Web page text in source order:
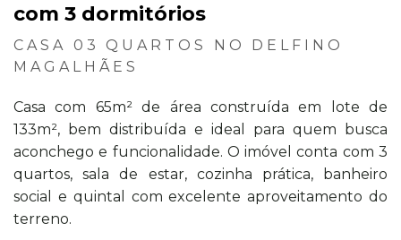
com 3 dormitórios
CASA 03 QUARTOS NO DELFINO
MAGALHÃES
Casa com 65m² de área construída em lote de
133m², bem distribuída e ideal para quem busca
aconchego e funcionalidade. O imóvel conta com 3
quartos, sala de estar, cozinha prática, banheiro
social e quintal com excelente aproveitamento do
terreno.